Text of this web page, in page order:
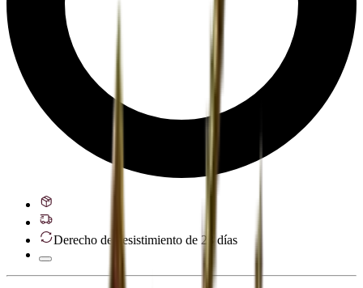
Derecho de desistimiento de 28 días